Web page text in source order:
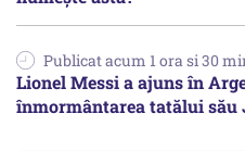
Publicat acum 1 ora si 30
Lionel Messi a ajuns în
înmormântarea tatălui său